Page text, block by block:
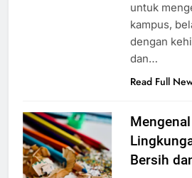
untuk
kampus,
dengan
dan…
Read Full
Bersih